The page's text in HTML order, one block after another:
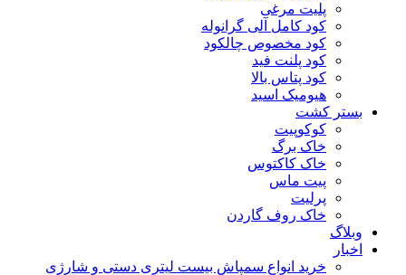
پلیت مرغی
کود کامل آلی گرانوله
کود مخصوص چالکود
کود پلنت فید
کود پتاس بالا
هیومیک اسید
بستر کشت
کوکوپیت
خاک برگ
خاک کاکتوس
پیت ماس
پرلیت
خاک روف گاردن
وبلاگ
اخبار
خرید انواع سمپاش بیست لیتری دستی و شارژی